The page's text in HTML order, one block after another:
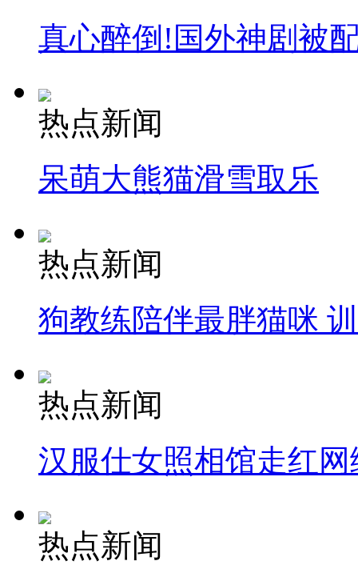
真心醉倒!国外神剧被
热点新闻
呆萌大熊猫滑雪取乐
热点新闻
狗教练陪伴最胖猫咪
热点新闻
汉服仕女照相馆走红网
热点新闻